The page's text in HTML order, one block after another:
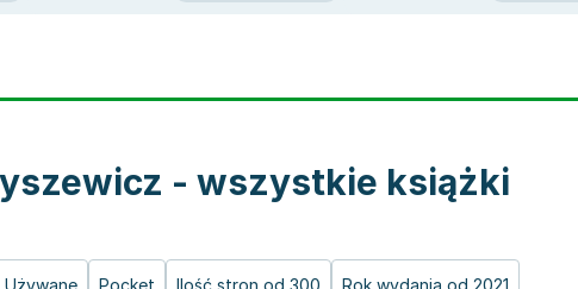
- wszystkie książki
Używane Pocket Ilość stron od 300 Rok wydania od 2021